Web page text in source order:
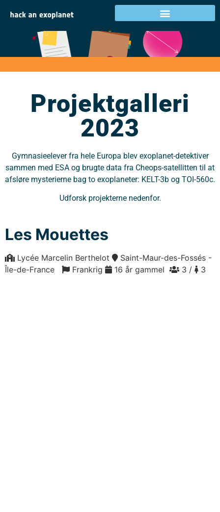
Projektgalleri 2023
Projektgalleri
2023
Gymnasieelever fra hele Europa blev exoplanet-detektiver
sammen med ESA og brugte data fra Cheops-satellitten til at
afsløre mysterierne bag to exoplaneter: KELT-3b og TOI-560c.
Udforsk projekterne nedenfor.
Les Mouettes
Lycée Marcelin Berthelot
Saint-Maur-des-Fossés -
Île-de-France
Frankrig 16 år gammel 3 / 3